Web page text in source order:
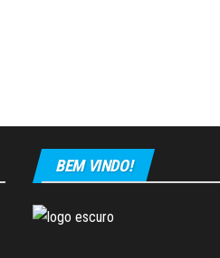
BEM VINDO!